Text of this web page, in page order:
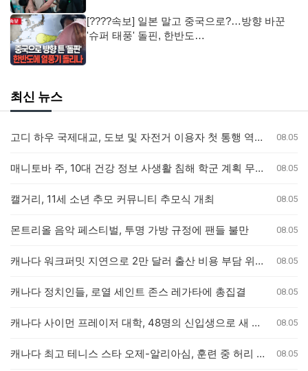
[????속보] 일본 말고 중국으로?…방향 바꾼
'슈퍼 태풍' 돌핀, 한반도…
최신 뉴스
고디 하우 국제대교, 도보 및 자전거 이용자 첫 통행 역사 새기다 08.05
매니토바 주, 10대 건강 정보 사생활 침해 학군 계획 무효화 08.05
캘거리, 11세 소년 추모 커뮤니티 추모식 개최 08.05
몬트리올 음악 페스티벌, 투명 가방 규정에 팬들 불만 08.05
캐나다 워크퍼밋 지연으로 2만 달러 출산 비용 부담 위기 퀘벡 커플 08.05
캐나다 정치인들, 로열 세인트 존스 레가타에 총집결 08.05
캐나다 사이먼 프레이저 대학, 48명의 신입생으로 새 의과대학 개교 08.05
캐나다 최고 테니스 스타 오제-알리아심, 훈련 중 허리 부상으로 내셔널 오픈 기권 08.05